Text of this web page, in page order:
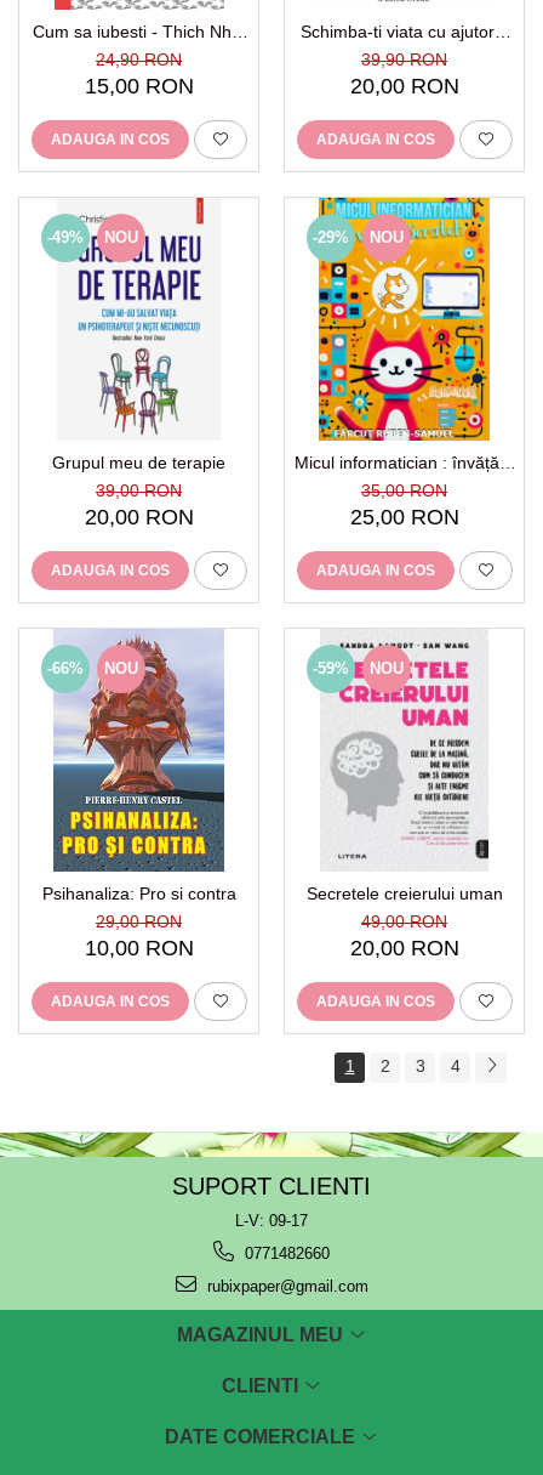
Cum sa iubesti - Thich Nhat
Hanh
24,90 RON
15,00 RON
ADAUGA IN COS
Schimba-ti viata cu ajutorul
inteligentei emotionale Cum
sa te bucuri de o viata
echilibrata
39,90 RON
20,00 RON
ADAUGA IN COS
-49% NOU
Grupul meu de terapie
39,00 RON
20,00 RON
ADAUGA IN COS
-29% NOU
Micul informatician : învățăm
Scratch
35,00 RON
25,00 RON
ADAUGA IN COS
-66% NOU
Psihanaliza: Pro si contra
29,00 RON
10,00 RON
ADAUGA IN COS
-59% NOU
Secretele creierului uman
49,00 RON
20,00 RON
ADAUGA IN COS
1 2 3 4
SUPORT CLIENTI
L-V: 09-17
0771482660
rubixpaper@gmail.com
MAGAZINUL MEU
CLIENTI
DATE COMERCIALE